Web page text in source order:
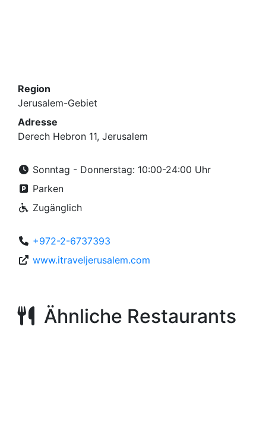
Region
Jerusalem-Gebiet
Adresse
Derech Hebron 11, Jerusalem
Sonntag - Donnerstag: 10:00-24:00 Uhr
Parken
Zugänglich
+972-2-6737393
www.itraveljerusalem.com
Ähnliche Restaurants